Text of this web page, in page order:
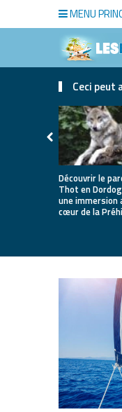
MENU
Ceci peut
Découvrir le
Thot en
une immersion
cœur de la